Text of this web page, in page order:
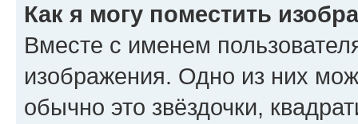
Как я могу поместить
Вместе с именем
изображения. Одно из них
обычно это звёздочки,